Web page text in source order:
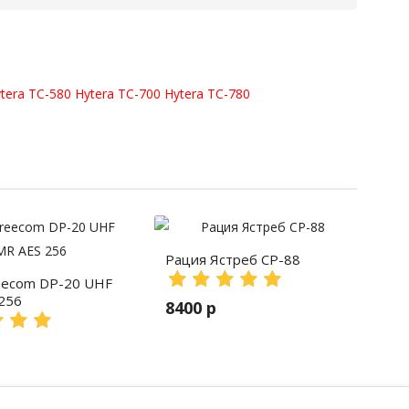
TC-580 Hytera TC-700 Hytera TC-780
DP-20 UHF
Рация Ястреб СР-88
8400 р